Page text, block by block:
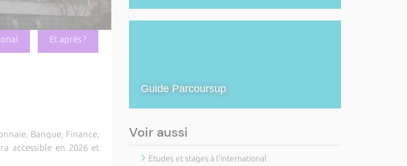
Et après ?
Banque, Finance,
accessible en 2026 et
Guide Parcoursup
Voir aussi
Etudes et stages à l'international